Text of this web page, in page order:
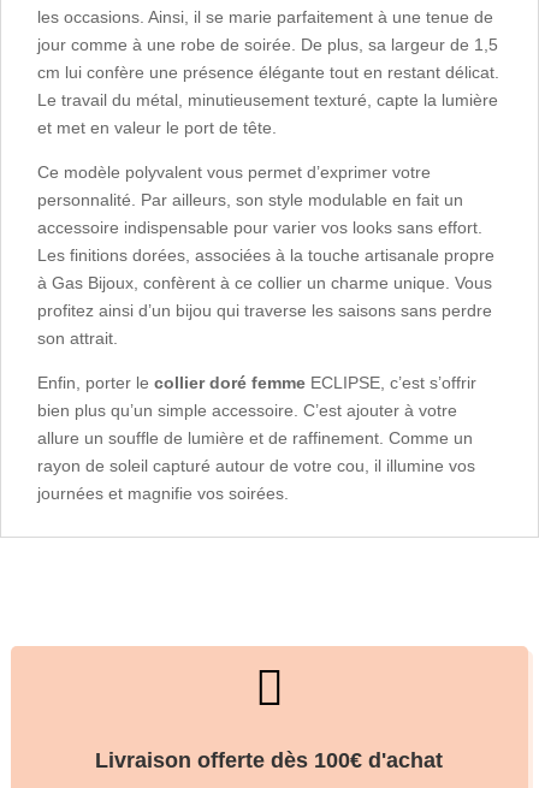
les occasions. Ainsi, il se marie parfaitement à une tenue de
jour comme à une robe de soirée. De plus, sa largeur de 1,5
cm lui confère une présence élégante tout en restant délicat.
Le travail du métal, minutieusement texturé, capte la lumière
et met en valeur le port de tête.
Ce modèle polyvalent vous permet d’exprimer votre
personnalité. Par ailleurs, son style modulable en fait un
accessoire indispensable pour varier vos looks sans effort.
Les finitions dorées, associées à la touche artisanale propre
à Gas Bijoux, confèrent à ce collier un charme unique. Vous
profitez ainsi d’un bijou qui traverse les saisons sans perdre
son attrait.
Enfin, porter le collier doré femme ECLIPSE, c’est s’offrir
bien plus qu’un simple accessoire. C’est ajouter à votre
allure un souffle de lumière et de raffinement. Comme un
rayon de soleil capturé autour de votre cou, il illumine vos
journées et magnifie vos soirées.

Livraison offerte dès 100€ d'achat